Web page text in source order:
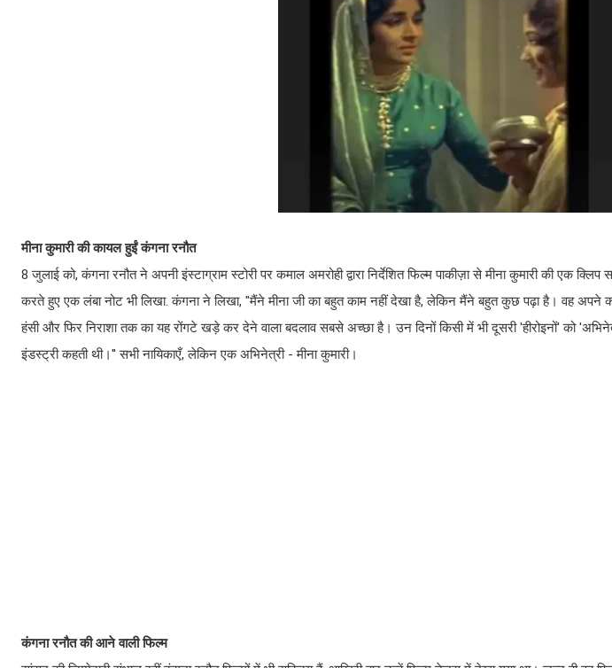
मीना कुमारी की कायल हुईं कंगना रनौत
8 जुलाई को, कंगना रनौत ने अपनी इंस्टाग्राम स्टोरी पर कमाल अमरोही द्वारा निर्देशित फिल्म पाकीज़ा से मीना कुमारी की एक
करते हुए एक लंबा नोट भी लिखा. कंगना ने लिखा, "मैंने मीना जी का बहुत काम नहीं देखा है, लेकिन मैंने बहुत कुछ पढ़ा है। वह
हंसी और फिर निराशा तक का यह रोंगटे खड़े कर देने वाला बदलाव सबसे अच्छा है। उन दिनों किसी में भी दूसरी 'हीरोइनों' को
इंडस्ट्री कहती थी।'' सभी नायिकाएँ, लेकिन एक अभिनेत्री - मीना कुमारी।
कंगना रनौत की आने वाली फिल्म